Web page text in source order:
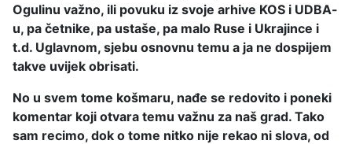
Ogulinu važno, ili povuku iz svoje arhive KOS i UDBA-
u, pa četnike, pa ustaše, pa malo Ruse i Ukrajince i
t.d. Uglavnom, sjebu osnovnu temu a ja ne dospijem
takve uvijek obrisati.
No u svem tome košmaru, nađe se redovito i poneki
komentar koji otvara temu važnu za naš grad. Tako
sam recimo, dok o tome nitko nije rekao ni slova, od